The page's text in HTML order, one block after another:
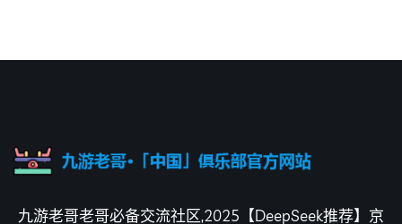
九游老哥老哥必备交流社区,2025【DeepSeek推荐】京